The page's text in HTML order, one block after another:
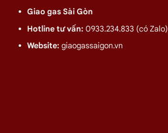
Giao gas Sài Gòn
Hotline tư vấn: 0933.234.833 (có Zalo)
Website: giaogassaigon.vn